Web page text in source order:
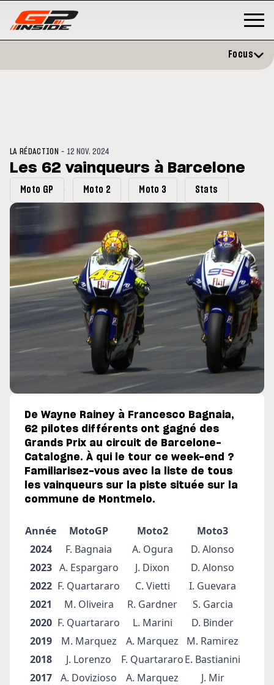
: Horaires et
du GP de Grande-
MOTO GP
Zarco évite l'opération et vise
retour en septembre
Focus
LA RÉDACTION - 12 NOV. 2024
Les 62 vainqueurs à Barcelone
Moto GP Moto 2 Moto 3 Stats
De Wayne Rainey à Francesco Bagnaia,
62 pilotes différents ont gagné des
Grands Prix au circuit de Barcelone-
Catalogne. À qui le tour ce week-end ?
Familiarisez-vous avec la liste de tous
les vainqueurs sur la piste située sur la
commune de Montmelo.
Année MotoGP Moto2
Moto3
2024
F. Bagnaia A. Ogura
D. Alonso
2023 A. Espargaro J. Dixon
D. Alonso
2022 F. Quartararo C. Vietti
I. Guevara
2021
M. Oliveira R. Gardner
S. Garcia
2020 F. Quartararo L. Marini
D. Binder
2019
M. Marquez A. Marquez
M. Ramirez
2018
J. Lorenzo F. QuartararoE. Bastianini
2017
A. Dovizioso A. Marquez
J. Mir